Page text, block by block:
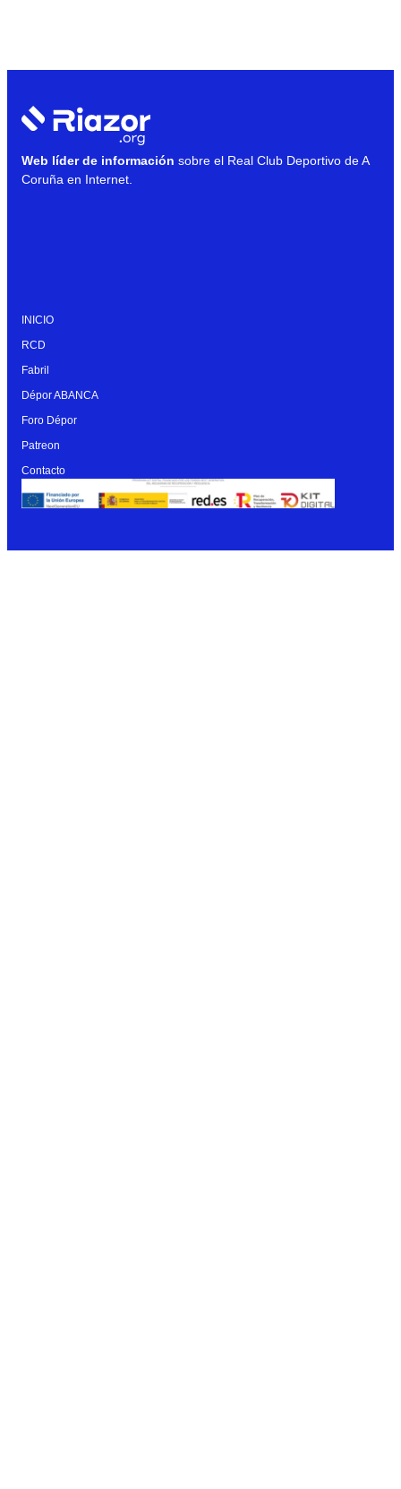
Web líder de información sobre el Real Club Deportivo de A
Coruña en Internet.
INICIO
RCD
Fabril
Dépor ABANCA
Foro Dépor
Patreon
Contacto